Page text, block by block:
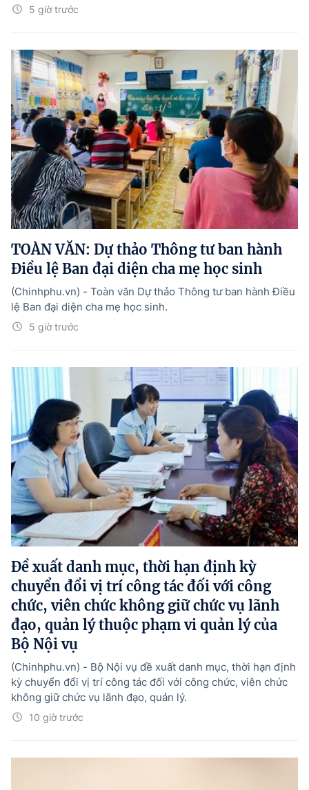
5 giờ trước
TOÀN VĂN: Dự thảo Thông tư ban hành
Điều lệ Ban đại diện cha mẹ học sinh
5 giờ trước
(Chinhphu.vn) - Toàn văn Dự thảo Thông tư ban hành Điều
lệ Ban đại diện cha mẹ học sinh.
Đề xuất danh mục, thời hạn định kỳ
chuyển đổi vị trí công tác đối với công
chức, viên chức không giữ chức vụ lãnh
đạo, quản lý thuộc phạm vi quản lý của
Bộ Nội vụ
10 giờ trước
(Chinhphu.vn) - Bộ Nội vụ đề xuất danh mục, thời hạn định
kỳ chuyển đổi vị trí công tác đối với công chức, viên chức
không giữ chức vụ lãnh đạo, quản lý.